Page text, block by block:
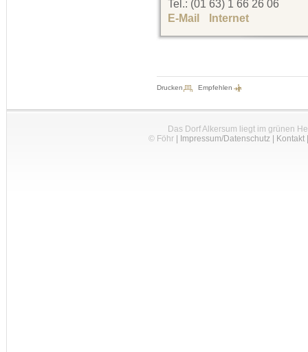
Tel.: (01 63) 1 66 26 06
E-Mail
Internet
Drucken Empfehlen
Das Dorf Alkersum liegt im grünen
© Föhr| Impressum/Datenschutz| Kontakt